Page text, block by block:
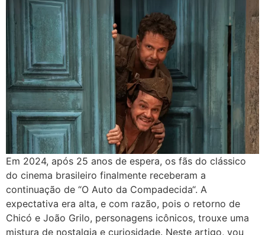
Em 2024, após 25 anos de espera, os fãs do clássico
do cinema brasileiro finalmente receberam a
continuação de “O Auto da Compadecida“. A
expectativa era alta, e com razão, pois o retorno de
Chicó e João Grilo, personagens icônicos, trouxe uma
mistura de nostalgia e curiosidade. Neste artigo, vou